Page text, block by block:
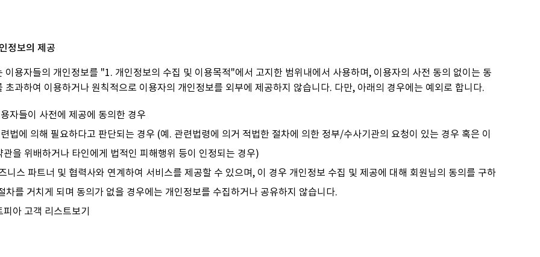
정보의 제공
이용자들의 개인정보를 "1. 개인정보의 수집 및 이용목적"에서 고지한 범위내에서 사용하며, 이용자의 사전 동의 없이는 동
초과하여 이용하거나 원칙적으로 이용자의 개인정보를 외부에 제공하지 않습니다. 다만, 아래의 경우에는 예외로 합니다.
자들이 사전에 제공에 동의한 경우
법에 의해 필요하다고 판단되는 경우 (예. 관련법령에 의거 적법한 절차에 의한 정부/수사기관의 요청이 있는 경우 혹은 이
관을 위배하거나 타인에게 법적인 피해행위 등이 인정되는 경우)
니스 파트너 및 협력사와 연계하여 서비스를 제공할 수 있으며, 이 경우 개인정보 수집 및 제공에 대해 회원님의 동의를 구하
차를 거치게 되며 동의가 없을 경우에는 개인정보를 수집하거나 공유하지 않습니다.
피아 고객 리스트보기